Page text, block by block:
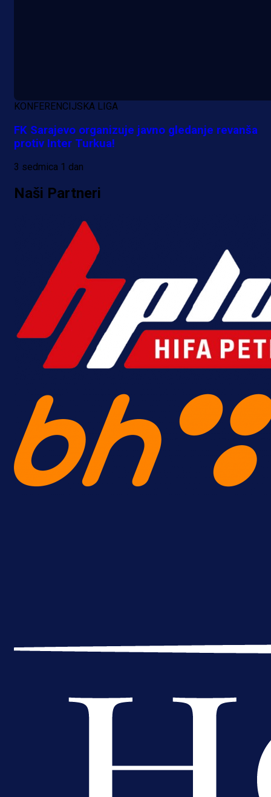
KONFERENCIJSKA LIGA
FK Sarajevo organizuje javno gledanje revanša
protiv Inter Turkua!
3 sedmica 1 dan
Naši Partneri